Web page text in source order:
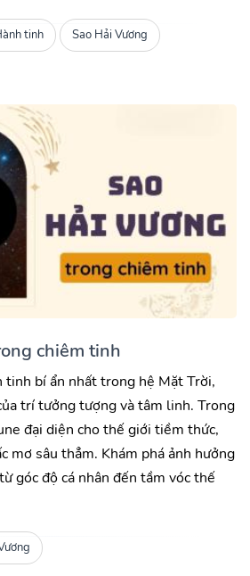
tinh Sao Hải Vương
chiêm tinh
tinh bí ẩn nhất trong hệ Mặt Trời,
trí tưởng tượng và tâm linh. Trong
đại diện cho thế giới tiềm thức,
mơ sâu thẳm. Khám phá ảnh hưởng
góc độ cá nhân đến tầm vóc thế